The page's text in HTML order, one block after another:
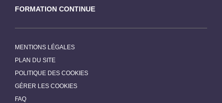
FORMATION CONTINUE
MENTIONS LÉGALES
PLAN DU SITE
POLITIQUE DES COOKIES
GÉRER LES COOKIES
FAQ